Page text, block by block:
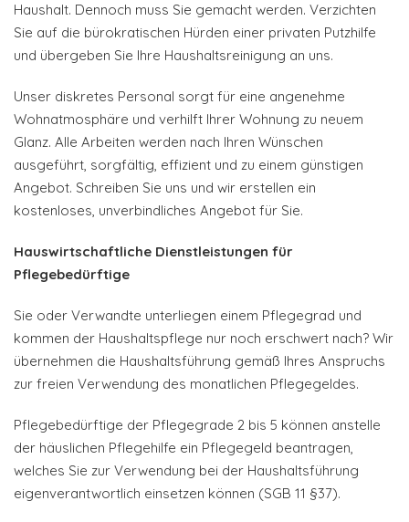
Haushalt. Dennoch muss Sie gemacht werden. Verzichten
Sie auf die bürokratischen Hürden einer privaten Putzhilfe
und übergeben Sie Ihre Haushaltsreinigung an uns.
Unser diskretes Personal sorgt für eine angenehme
Wohnatmosphäre und verhilft Ihrer Wohnung zu neuem
Glanz. Alle Arbeiten werden nach Ihren Wünschen
ausgeführt, sorgfältig, effizient und zu einem günstigen
Angebot. Schreiben Sie uns und wir erstellen ein
kostenloses, unverbindliches Angebot für Sie.
Hauswirtschaftliche Dienstleistungen für
Pflegebedürftige
Sie oder Verwandte unterliegen einem Pflegegrad und
kommen der Haushaltspflege nur noch erschwert nach? Wir
übernehmen die Haushaltsführung gemäß Ihres Anspruchs
zur freien Verwendung des monatlichen Pflegegeldes.
Pflegebedürftige der Pflegegrade 2 bis 5 können anstelle
der häuslichen Pflegehilfe ein Pflegegeld beantragen,
welches Sie zur Verwendung bei der Haushaltsführung
eigenverantwortlich einsetzen können (SGB 11 §37).